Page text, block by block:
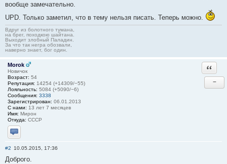
вообще замечательно.
UPD. Только заметил, что в тему нельзя писать. Теперь можно.
Вдруг из болотного тумана,
на брег, походкою шайтана.
Выходит злобный Паладин.
За что так негра обозвали,
наверно знает, бог один.
Morok
Новичок
Возраст: 54
Репутация: 14254 (+14309/−55)
Лояльность: 5084 (+5090/−6)
Сообщения: 3338
Зарегистрирован: 06.01.2013
С нами: 13 лет 7 месяцев
Имя: Мирон
Откуда: СССР
Отправить личное сообщение
−
#2 10.05.2015, 17:36
Доброго.